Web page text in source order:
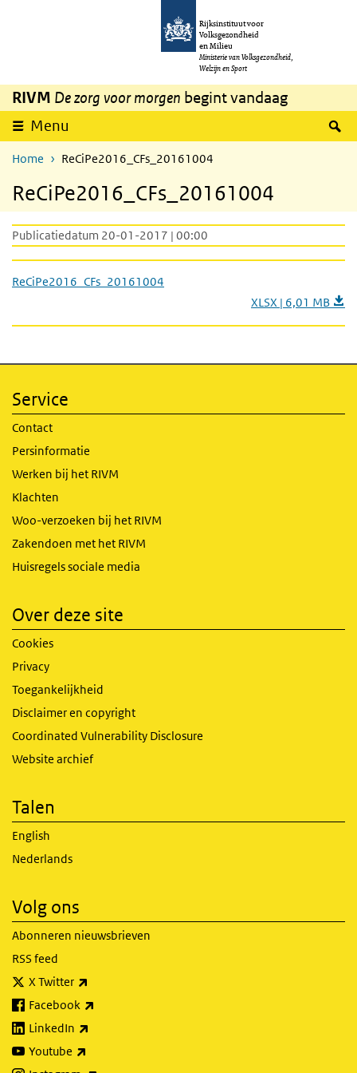
Overslaan en naar de inhoud gaan
Rijksinstituut voor
Volksgezondheid
en Milieu
Ministerie van Volksgezondheid,
Welzijn en Sport
RIVM De zorg voor morgen begint vandaag
Menu
Home ReCiPe2016_CFs_20161004
ReCiPe2016_CFs_20161004
Publicatiedatum 20-01-2017 | 00:00
ReCiPe2016_CFs_20161004
XLSX | 6,01 MB
Service
Contact
Persinformatie
Werken bij het RIVM
Klachten
Woo-verzoeken bij het RIVM
Zakendoen met het RIVM
Huisregels sociale media
Over deze site
Cookies
Privacy
Toegankelijkheid
Disclaimer en copyright
Coordinated Vulnerability Disclosure
Website archief
Talen
English
Nederlands
Volg ons
Abonneren nieuwsbrieven
RSS feed
X Twitter
Facebook
LinkedIn
Youtube